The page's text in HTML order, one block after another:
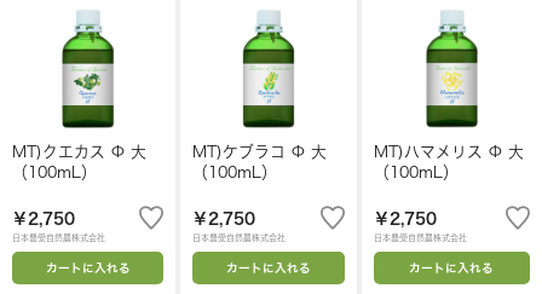
MT)クエカス Φ 大
（100mL）
￥2,750
日本豊受自然農株式会社
カートに入れる
MT)ケブラコ Φ 大
（100mL）
￥2,750
日本豊受自然農株式会社
カートに入れる
MT)ハマメリス Φ 大
（100mL）
￥2,750
日本豊受自然農株式会社
カートに入れる